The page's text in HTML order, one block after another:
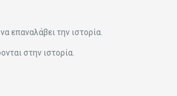
επαναλάβει την ιστορία.
στην ιστορία.